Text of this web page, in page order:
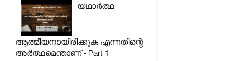
യഥാർത്ഥ
ആത്മീയനായിരിക്കുക എന്നതിന്റെ
അർത്ഥമെന്താണ് - Part 1